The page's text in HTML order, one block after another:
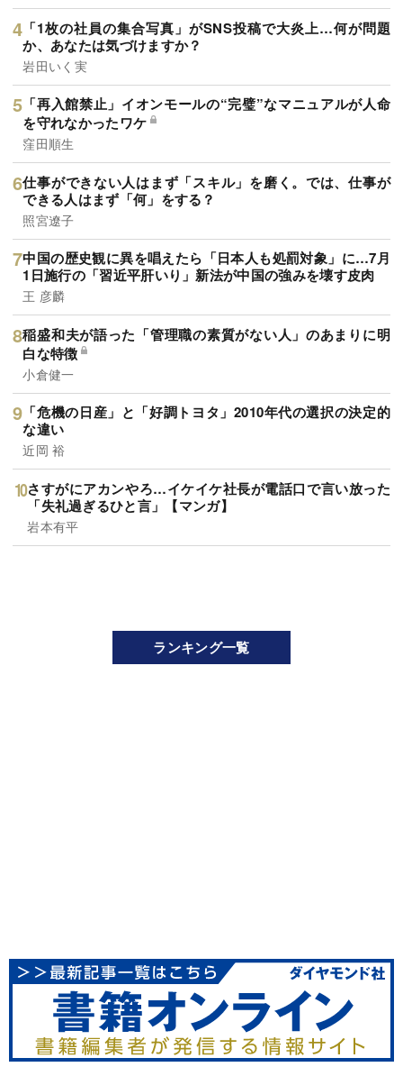
「1枚の社員の集合写真」がSNS投稿で大炎上…何が問題
か、あなたは気づけますか？
岩田いく実
「再入館禁止」イオンモールの“完璧”なマニュアルが人命
を守れなかったワケ
窪田順生
仕事ができない人はまず「スキル」を磨く。では、仕事が
できる人はまず「何」をする？
照宮遼子
中国の歴史観に異を唱えたら「日本人も処罰対象」に…7月
1日施行の「習近平肝いり」新法が中国の強みを壊す皮肉
王 彦麟
稲盛和夫が語った「管理職の素質がない人」のあまりに明
白な特徴
小倉健一
「危機の日産」と「好調トヨタ」2010年代の選択の決定的
な違い
近岡 裕
さすがにアカンやろ…イケイケ社長が電話口で言い放った
「失礼過ぎるひと言」【マンガ】
岩本有平
ランキング一覧